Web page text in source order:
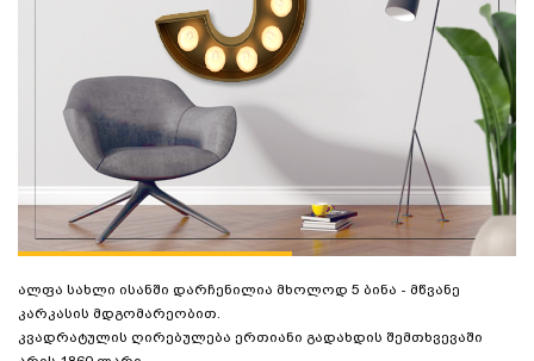
ალფა სახლი ისანში დარჩენილია მხოლოდ 5 ბინა - მწვანე
კარკასის მდგომარეობით.
კვადრატულის ღირებულება ერთიანი გადახდის შემთხვევაში